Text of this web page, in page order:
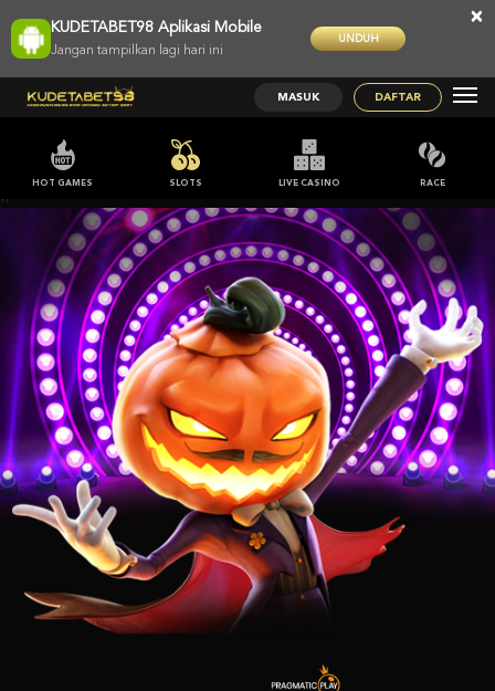
;;
KUDETABET98 Aplikasi Mobile
Jangan tampilkan lagi hari ini
UNDUH
×
MASUK DAFTAR
HOT GAMES SLOTS LIVE CASINO RACE